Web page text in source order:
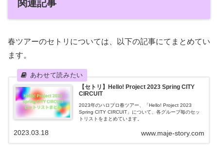
関連記事
春ツアーのセトリについては、以下の記事にてまとめてい
ます。
【セトリ】Hello! Project 2023 Spring CITY
CIRCUIT
2023年のハロプロ春ツアー、「Hello! Project 2023
Spring CITY CIRCUIT」について、各グループ毎のセッ
トリストをまとめています。
www.maje-story.com
2023.03.18